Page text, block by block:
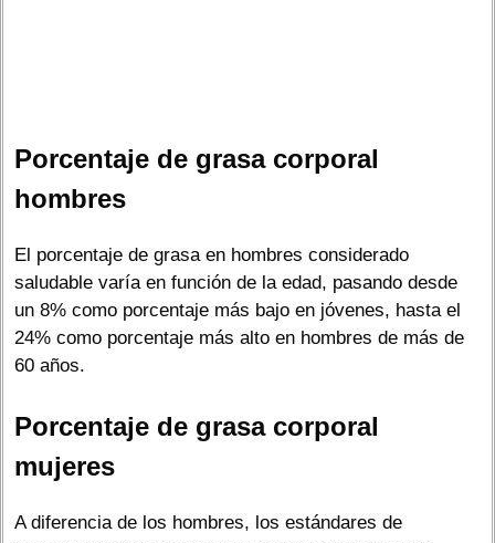
Porcentaje de grasa corporal
hombres
El porcentaje de grasa en hombres considerado
saludable varía en función de la edad, pasando desde
un 8% como porcentaje más bajo en jóvenes, hasta el
24% como porcentaje más alto en hombres de más de
60 años.
Porcentaje de grasa corporal
mujeres
A diferencia de los hombres, los estándares de